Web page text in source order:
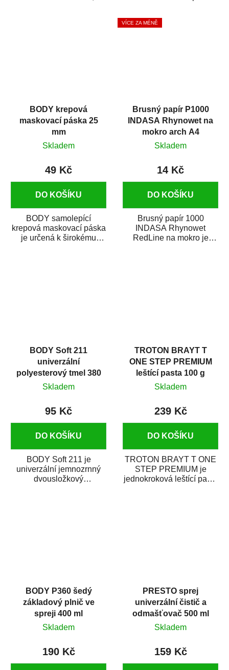
vrchních...
BODY krepová
maskovací páska 25
mm
Skladem
49 Kč
DO KOŠÍKU
BODY samolepící
krepová maskovací páska
je určená k širokému
VÍCE ZA MÉNĚ
Brusný papír P1000
INDASA Rhynowet na
mokro arch A4
Skladem
14 Kč
DO KOŠÍKU
Brusný papír 1000
INDASA Rhynowet
RedLine na mokro je
BODY Soft 211
univerzální
polyesterový tmel 380
g
Skladem
95 Kč
DO KOŠÍKU
BODY Soft 211 je
univerzální jemnozrnný
dvousložkový
TROTON BRAYT T
ONE STEP PREMIUM
leštící pasta 100 g
Skladem
239 Kč
DO KOŠÍKU
TROTON BRAYT T ONE
STEP PREMIUM je
jednokroková leštící pasta
BODY P360 šedý
základový plnič ve
spreji 400 ml
Skladem
190 Kč
PRESTO sprej
univerzální čistič a
odmašťovač 500 ml
Skladem
159 Kč